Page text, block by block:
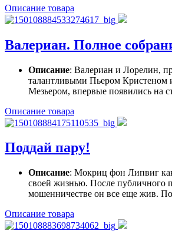
Описание товара
Валериан. Полное
Описание: Валериан и Лорелин,
талантливыми Пьером
Мезьером, впервые появились на
Описание товара
Поддай пару!
Описание: Мокриц фон Липвиг
своей жизнью. После публичного
мошенничестве он все еще жив.
Описание товара